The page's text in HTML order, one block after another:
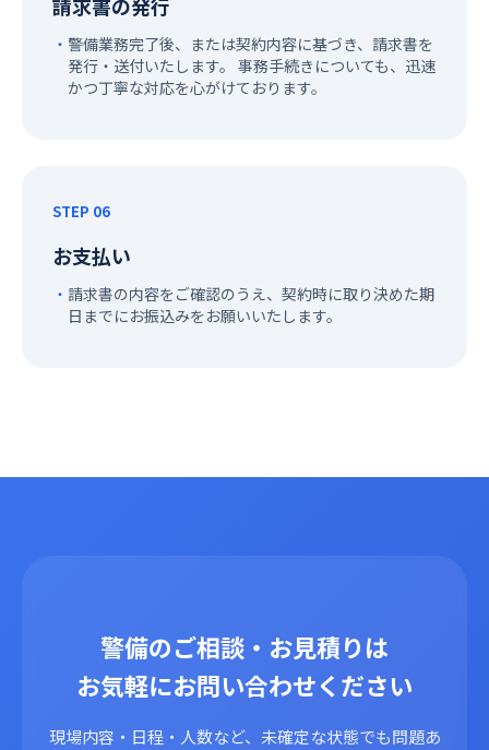
警備業務完了後、または契約内容に基づき、請求書を
発行・送付いたします。 事務手続きについても、迅速
かつ丁寧な対応を心がけております。
STEP 06
お支払い
請求書の内容をご確認のうえ、契約時に取り決めた期
日までにお振込みをお願いいたします。
警備のご相談・お見積りは
お気軽にお問い合わせください
現場内容・日程・人数など、未確定な状態でも問題あ